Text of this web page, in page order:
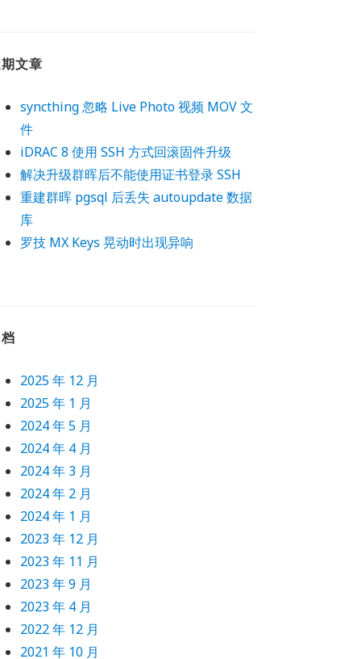
Chevereto 2.
create user, create albums, etc.
and set the API v1 key."
use 'something' as key
])) {
文章
syncthing 忽略 Live Photo 视频 MOV 文
件
iDRAC 8 使用 SSH 方式回滚固件升级
解决升级群晖后不能使用证书登录 SSH
重建群晖 pgsql 后丢失 autoupdate 数据
库
罗技 MX Keys 晃动时出现异响
2025 年 12 月
2025 年 1 月
2024 年 5 月
2024 年 4 月
2024 年 3 月
2024 年 2 月
2024 年 1 月
2023 年 12 月
2023 年 11 月
2023 年 9 月
2023 年 4 月
2022 年 12 月
2021 年 10 月